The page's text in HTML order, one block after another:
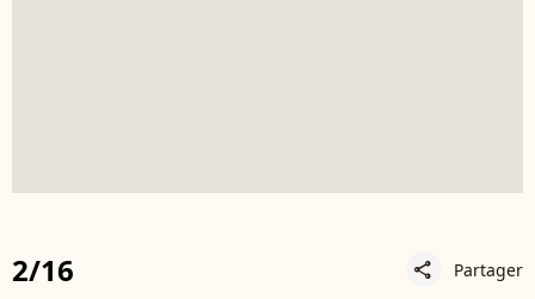
2/16 share Partager